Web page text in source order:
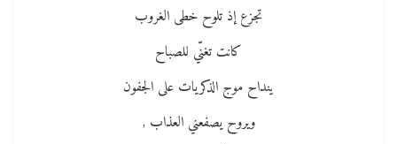
تجزع إذ تلوح خطى الغروب
كانت تغنّي للصباح
ينداح موج الذكريات على الجفون
ويروح يصفعني العذاب ,